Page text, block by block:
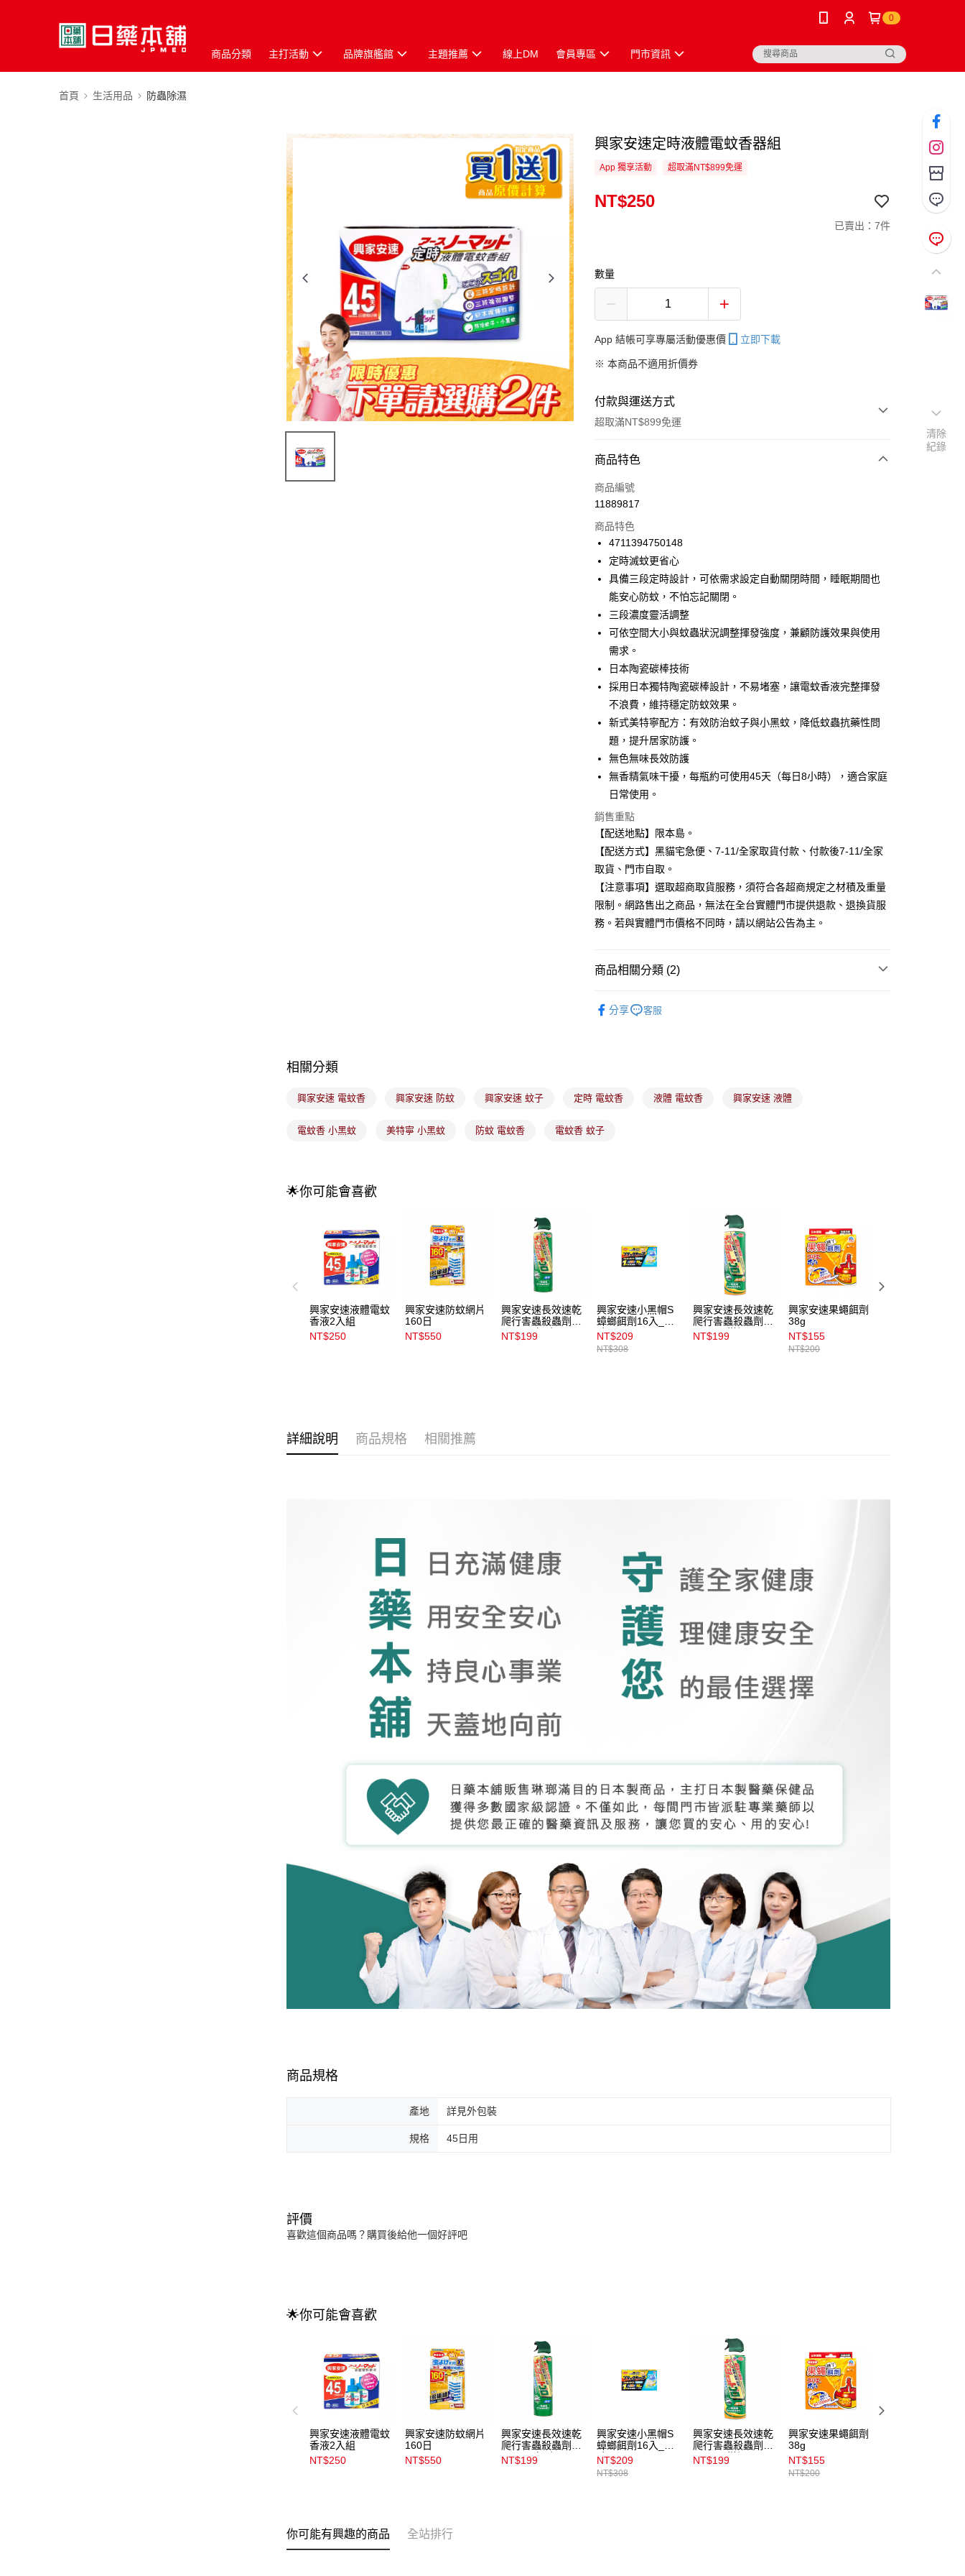
0
商品分類 主打活動 品牌旗艦館 主題推薦 線上DM 會員專區 門市資訊
首頁 生活用品 防蟲除濕
興家安速定時液體電蚊香器組
App 獨享活動 超取滿NT$899免運
NT$250
已賣出：7件
數量
App 結帳可享專屬活動優惠價 立即下載
※ 本商品不適用折價券
付款與運送方式
超取滿NT$899免運
付款方式
信用卡一次付款
合作金庫商業銀行
華南商業銀行
彰化商業銀行
國泰世華商業銀行
臺灣中小企業銀行
匯豐（台灣）商業銀行
華泰商業銀行
聯邦商業銀行
元大商業銀行
台新國際商業銀行
中國信託商業銀行
台灣樂天信用卡公司
超商取貨付款
Apple Pay
悠遊付
Google Pay
全盈+PAY
大哥付你分期
相關說明
【大哥付你分期使用說明】
1.本服務由台灣大哥大提供，台灣大哥大用戶可立即使用無須另外申請。
流程，驗證手機門號後，選擇欲分期的期數、繳款截止日，確認付款後即
完成交易。
3.實際核准額度、可分期數及費用金額請依後續交易確認頁面所載為準。
4.訂單成立30分鐘內，如未前往確認交易或遇審核未通過，訂單將自動取
消。如遇「轉專審核」未通過狀況，表示未達大哥付你分期系統評分，恕
無法說明評估內容。
1.分期款項不併入電信帳單，「大哥付你分期」於每月結算日後寄送繳費提
醒簡訊。
【注意事項】
款買賣價金債權讓與本公司後，依約使用本公司帳單繳交帳款。
ATM付款
運送方式
全家取貨付款
每筆NT$100，滿NT$899(含以上)免運費
付款後全家取貨
每筆NT$100，滿NT$899(含以上)免運費
每筆NT$100，滿NT$899(含以上)免運費
付款後門市自取
商品特色
商品編號
11889817
商品特色
4711394750148
定時滅蚊更省心
具備三段定時設計，可依需求設定自動關閉時間，睡眠期間也
能安心防蚊，不怕忘記關閉。
三段濃度靈活調整
可依空間大小與蚊蟲狀況調整揮發強度，兼顧防護效果與使用
需求。
日本陶瓷碳棒技術
採用日本獨特陶瓷碳棒設計，不易堵塞，讓電蚊香液完整揮發
不浪費，維持穩定防蚊效果。
新式美特寧配方：有效防治蚊子與小黑蚊，降低蚊蟲抗藥性問
題，提升居家防護。
無色無味長效防護
無香精氣味干擾，每瓶約可使用45天（每日8小時），適合家庭
日常使用。
銷售重點
【配送地點】限本島。
【配送方式】黑貓宅急便、7-11/全家取貨付款、付款後7-11/全家
取貨、門市自取。
【注意事項】選取超商取貨服務，須符合各超商規定之材積及重量
限制。網路售出之商品，無法在全台實體門市提供退款、退換貨服
務。若與實體門市價格不同時，請以網站公告為主。
商品相關分類 (2)
分享 客服
相關分類
興家安速 電蚊香 興家安速 防蚊 興家安速 蚊子 定時 電蚊香 液體 電蚊香 興家安速 液體
電蚊香 小黑蚊 美特寧 小黑蚊 防蚊 電蚊香 電蚊香 蚊子
🌟你可能會喜歡
興家安速液體電蚊
香液2入組
NT$250
興家安速防蚊網片
160日
NT$550
興家安速長效速乾
爬行害蟲殺蟲劑
500ml_無味
NT$199
興家安速小黑帽S
蟑螂餌劑16入_間
隙用
NT$209
NT$308
興家安速長效速乾
爬行害蟲殺蟲劑
500ml_柑橘
NT$199
興家安速果蠅餌劑
38g
NT$155
NT$200
詳細說明 商品規格 相關推薦
商品規格
產地 詳見外包裝
規格 45日用
評價
喜歡這個商品嗎？購買後給他一個好評吧
🌟你可能會喜歡
興家安速液體電蚊
香液2入組
NT$250
興家安速防蚊網片
160日
NT$550
興家安速長效速乾
爬行害蟲殺蟲劑
500ml_無味
NT$199
興家安速小黑帽S
蟑螂餌劑16入_間
隙用
NT$209
NT$308
興家安速長效速乾
爬行害蟲殺蟲劑
500ml_柑橘
NT$199
興家安速果蠅餌劑
38g
NT$155
NT$200
你可能有興趣的商品 全站排行
清除
紀錄